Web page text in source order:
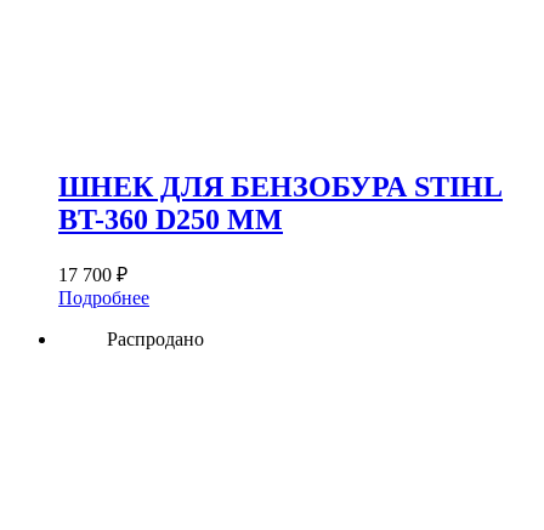
ШНЕК ДЛЯ БЕНЗОБУРА STIHL
BT-360 D250 ММ
17 700 ₽
Подробнее
Распродано